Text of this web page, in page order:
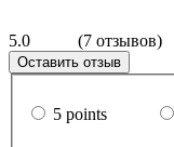
5.0 (7 отзывов)
Оставить отзыв
5 points